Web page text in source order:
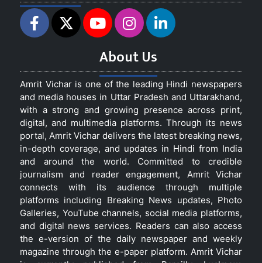
About Us
Amrit Vichar is one of the leading Hindi newspapers
and media houses in Uttar Pradesh and Uttarakhand,
with a strong and growing presence across print,
digital, and multimedia platforms. Through its news
portal, Amrit Vichar delivers the latest breaking news,
in-depth coverage, and updates in Hindi from India
and around the world. Committed to credible
journalism and reader engagement, Amrit Vichar
connects with its audience through multiple
platforms including Breaking News updates, Photo
Galleries, YouTube channels, social media platforms,
and digital news services. Readers can also access
the e-version of the daily newspaper and weekly
magazine through the e-paper platform. Amrit Vichar